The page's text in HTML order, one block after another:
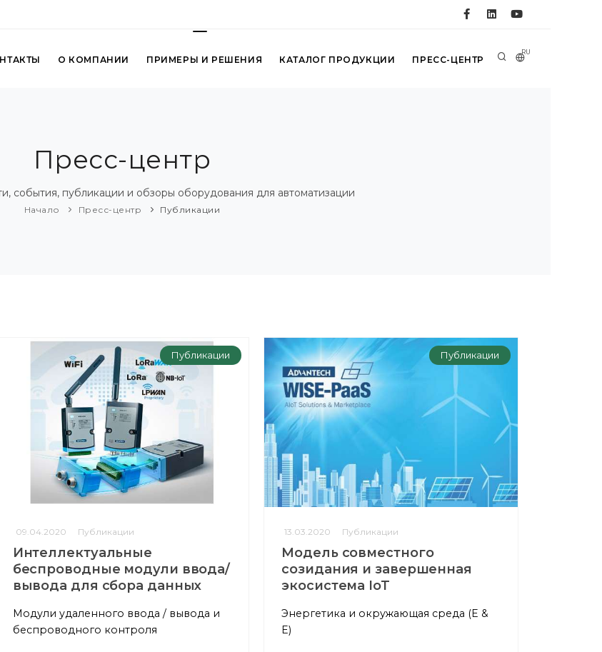
RU
О КОМПАНИИ ПРИМЕРЫ И РЕШЕНИЯ КАТАЛОГ ПРОДУКЦИИ ПРЕСС-ЦЕНТР
Пресс-центр
события, публикации и обзоры оборудования для автоматизации
Начало Пресс-центр Публикации
Публикации
09.04.2020 Публикации
Интеллектуальные
беспроводные модули ввода/
вывода для сбора данных
Модули удаленного ввода / вывода и
беспроводного контроля
Публикации
13.03.2020 Публикации
Модель совместного
созидания и завершенная
экосистема IoT
Энергетика и окружающая среда (E &
E)